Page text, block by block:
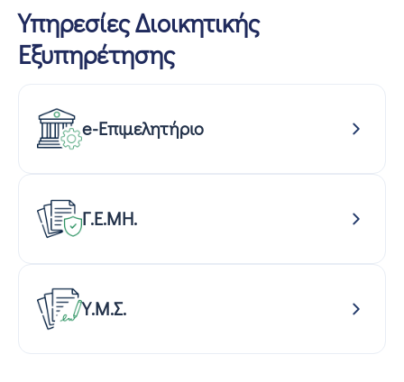
Υπηρεσίες Διοικητικής
Εξυπηρέτησης
e-Επιμελητήριο
Γ.Ε.ΜΗ.
Υ.Μ.Σ.